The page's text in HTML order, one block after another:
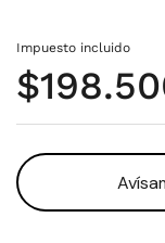
Impuesto incluido
Precio